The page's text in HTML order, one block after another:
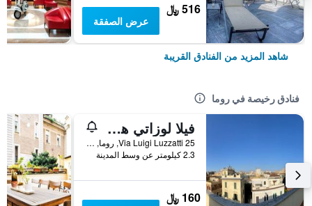
516 ﷼
عرض الصفقة
شاهد المزيد من الفنادق القريبة
فنادق رخيصة في روما
فيلا لوزاتي هوستل
25 Via Luigi Luzzatti, روما, إيطاليا
2.3 كيلومتر عن وسط المدينة
160 ﷼